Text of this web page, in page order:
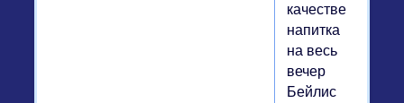
качестве
напитка
на весь
вечер
Бейлис